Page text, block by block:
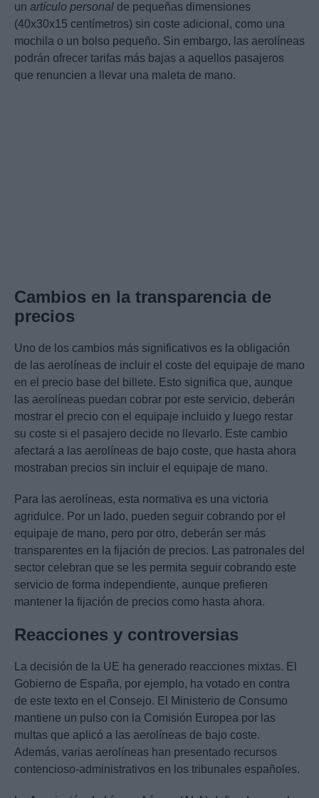
un artículo personal de pequeñas dimensiones
(40x30x15 centímetros) sin coste adicional, como una
mochila o un bolso pequeño. Sin embargo, las aerolíneas
podrán ofrecer tarifas más bajas a aquellos pasajeros
que renuncien a llevar una maleta de mano.
Cambios en la transparencia de
precios
Uno de los cambios más significativos es la obligación
de las aerolíneas de incluir el coste del equipaje de mano
en el precio base del billete. Esto significa que, aunque
las aerolíneas puedan cobrar por este servicio, deberán
mostrar el precio con el equipaje incluido y luego restar
su coste si el pasajero decide no llevarlo. Este cambio
afectará a las aerolíneas de bajo coste, que hasta ahora
mostraban precios sin incluir el equipaje de mano.
Para las aerolíneas, esta normativa es una victoria
agridulce. Por un lado, pueden seguir cobrando por el
equipaje de mano, pero por otro, deberán ser más
transparentes en la fijación de precios. Las patronales del
sector celebran que se les permita seguir cobrando este
servicio de forma independiente, aunque prefieren
mantener la fijación de precios como hasta ahora.
Reacciones y controversias
La decisión de la UE ha generado reacciones mixtas. El
Gobierno de España, por ejemplo, ha votado en contra
de este texto en el Consejo. El Ministerio de Consumo
mantiene un pulso con la Comisión Europea por las
multas que aplicó a las aerolíneas de bajo coste.
Además, varias aerolíneas han presentado recursos
contencioso-administrativos en los tribunales españoles.